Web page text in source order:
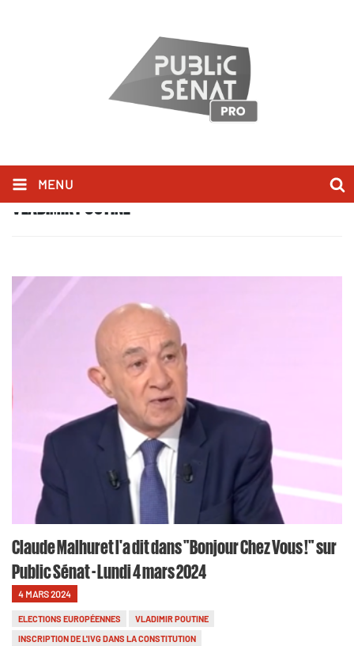
MENU
VLADIMIR POUTINE
Claude Malhuret l'a dit dans "Bonjour Chez Vous !" sur
Public Sénat - Lundi 4 mars 2024
4 MARS 2024
ELECTIONS EUROPÉENNES
VLADIMIR POUTINE
INSCRIPTION DE L'IVG DANS LA CONSTITUTION